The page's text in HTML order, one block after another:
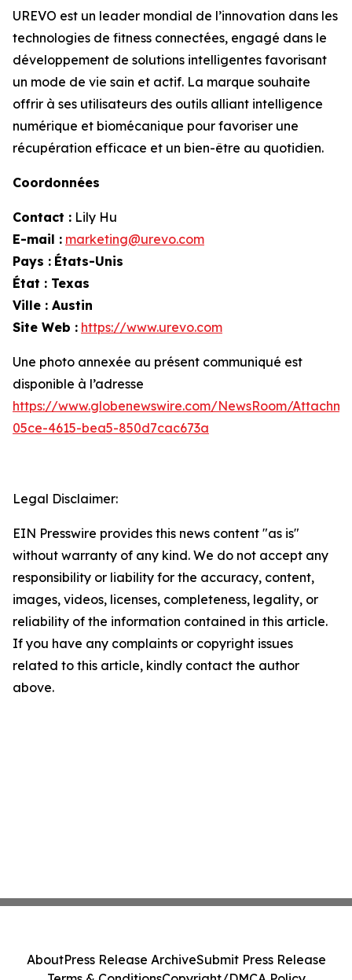
UREVO est un leader mondial de l’innovation dans les
technologies de fitness connectées, engagé dans le
développement de solutions intelligentes favorisant
un mode de vie sain et actif. La marque souhaite
offrir à ses utilisateurs des outils alliant intelligence
numérique et biomécanique pour favoriser une
récupération efficace et un bien-être au quotidien.
Coordonnées
Contact : Lily Hu
E-mail : marketing@urevo.com
Pays : États-Unis
État : Texas
Ville : Austin
Site Web : https://www.urevo.com
Une photo annexée au présent communiqué est
disponible à l’adresse
https://www.globenewswire.com/NewsRoom/
05ce-4615-bea5-850d7cac673a
Legal Disclaimer:
EIN Presswire provides this news content "as is"
without warranty of any kind. We do not accept any
responsibility or liability for the accuracy, content,
images, videos, licenses, completeness, legality, or
reliability of the information contained in this article.
If you have any complaints or copyright issues
related to this article, kindly contact the author
above.
AboutPress Release ArchiveSubmit Press Release